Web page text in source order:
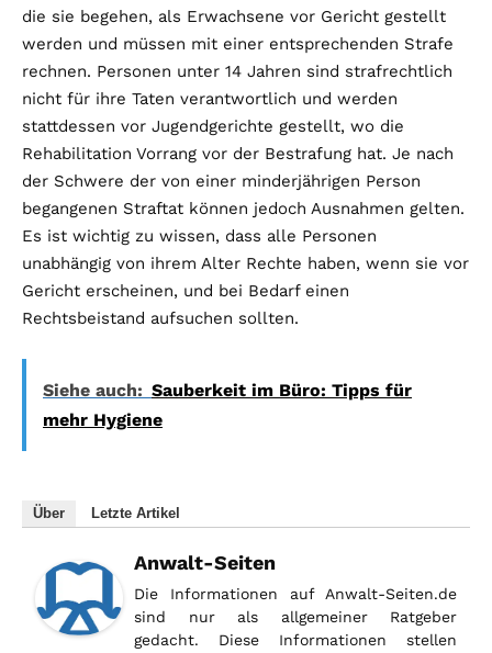
die sie begehen, als Erwachsene vor Gericht gestellt
werden und müssen mit einer entsprechenden Strafe
rechnen. Personen unter 14 Jahren sind strafrechtlich
nicht für ihre Taten verantwortlich und werden
stattdessen vor Jugendgerichte gestellt, wo die
Rehabilitation Vorrang vor der Bestrafung hat. Je nach
der Schwere der von einer minderjährigen Person
begangenen Straftat können jedoch Ausnahmen gelten.
Es ist wichtig zu wissen, dass alle Personen
unabhängig von ihrem Alter Rechte haben, wenn sie vor
Gericht erscheinen, und bei Bedarf einen
Rechtsbeistand aufsuchen sollten.
Siehe auch: Sauberkeit im Büro: Tipps für
mehr Hygiene
Über Letzte Artikel
Anwalt-Seiten
Die Informationen auf Anwalt-Seiten.de
sind nur als allgemeiner Ratgeber
gedacht. Diese Informationen stellen